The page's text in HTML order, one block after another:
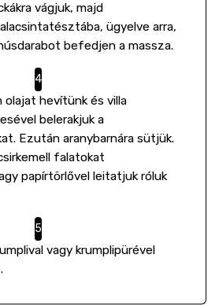
vágjuk, majd
ügyelve arra,
befedjen a massza.
olajat hevítünk és villa
belerakjuk a
Ezután aranybarnára sütjük.
falatokat
papírtörlővel leitatjuk róluk
vagy krumplipürével